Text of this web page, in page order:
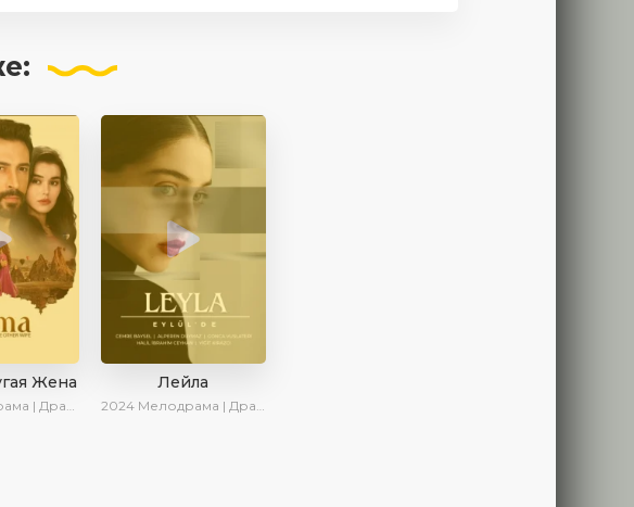
Жена
| Сериалы 2025
Лейла
2024 Мелодрама | Драма | Ирина Котова | AveTurk | AlisaDirilis | Сериалы 2024